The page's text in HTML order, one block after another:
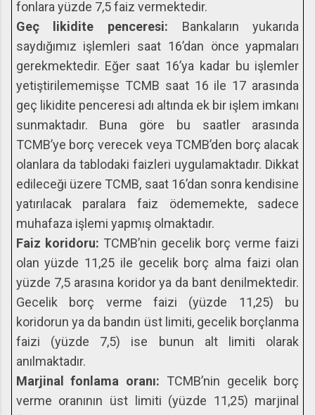
fonlara yüzde 7,5 faiz vermektedir.
Geç likidite penceresi: Bankaların yukarıda
saydığımız işlemleri saat 16’dan önce yapmaları
gerekmektedir. Eğer saat 16’ya kadar bu işlemler
yetiştirilememişse TCMB saat 16 ile 17 arasında
geç likidite penceresi adı altında ek bir işlem imkanı
sunmaktadır. Buna göre bu saatler arasında
TCMB’ye borç verecek veya TCMB’den borç alacak
olanlara da tablodaki faizleri uygulamaktadır. Dikkat
edileceği üzere TCMB, saat 16’dan sonra kendisine
yatırılacak paralara faiz ödememekte, sadece
muhafaza işlemi yapmış olmaktadır.
Faiz koridoru: TCMB’nin gecelik borç verme faizi
olan yüzde 11,25 ile gecelik borç alma faizi olan
yüzde 7,5 arasına koridor ya da bant denilmektedir.
Gecelik borç verme faizi (yüzde 11,25) bu
koridorun ya da bandın üst limiti, gecelik borçlanma
faizi (yüzde 7,5) ise bunun alt limiti olarak
anılmaktadır.
Marjinal fonlama oranı: TCMB’nin gecelik borç
verme oranının üst limiti (yüzde 11,25) marjinal